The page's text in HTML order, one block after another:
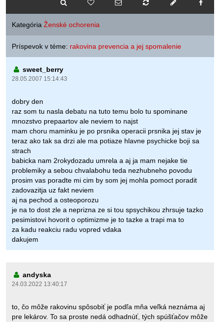
Kategória Ženské ochorenia
Príspevok v téme: rakovina prevencia a jej spomalenie
sweet_berry
28.05.2007 15:14:43
dobry den
raz som tu nasla debatu na tuto temu bolo tu spominane
mnozstvo prepaartov ale neviem to najst
mam choru maminku je po prsnika operacii prsnika jej stav je
teraz ako tak sa drzi ale ma potiaze hlavne psychicke boji sa
strach
babicka nam 2rokydozadu umrela a aj ja mam nejake tie
problemiky a sebou chvalabohu teda nezhubneho povodu
prosim vas poradte mi cim by som jej mohla pomoct poradit
zadovazitja uz fakt neviem
aj na pechod a osteoporozu
je na to dost zle a neprizna ze si tou spsychikou zhrsuje tazko
pesimistovi hovorit o optimizme je to tazke a trapi ma to
za kadu reakciu radu vopred vdaka
dakujem
andyska
24.03.2022 13:40:17
to, čo môže rakovinu spôsobiť je podľa mňa veľká neznáma aj
pre lekárov. To sa proste nedá odhadnúť, tých spúšťačov môže